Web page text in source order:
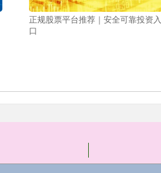
正规股票平台推荐｜安全可靠投资入
口